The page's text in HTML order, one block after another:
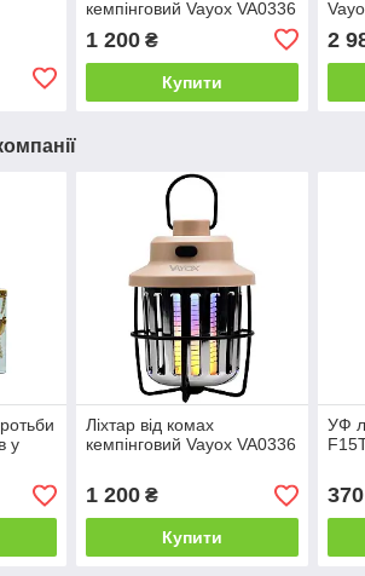
кемпінговий Vayox VA0336
1 200₴
Купити
2
у
Ліхтар від комах
кемпінговий Vayox VA0336
1 200₴
Купити
УФ
370